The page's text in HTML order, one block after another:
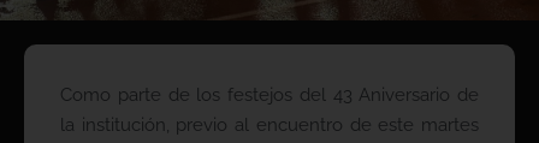
Como parte de los festejos del 43 Aniversario de
la institución, previo al encuentro de este martes